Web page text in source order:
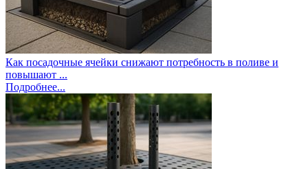
Как посадочные ячейки снижают потребность в поливе и
повышают ...
Подробнее...